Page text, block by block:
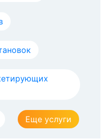
Еще услуги